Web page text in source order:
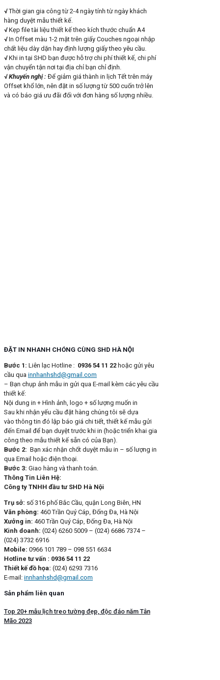
√Thời gian gia công từ 2-4 ngày tính từ ngày khách
hàng duyệt mẫu thiết kế.
√Kẹp file tài liệu thiết kế theo kích thước chuẩn A4
√In Offset màu 1-2 mặt trên giấy Couches ngoại nhập
chất liệu dày dặn hay định lượng giấy theo yêu cầu.
√Khi in tại SHD bạn được hỗ trợ chi phí thiết kế, chi phí
vận chuyển tận nơi tại địa chỉ bạn chỉ định.
√Khuyến nghị : Để giảm giá thành in lịch Tết trên máy
Offset khổ lớn, nên đặt in số lượng từ 500 cuốn trở lên
và có báo giá ưu đãi đối với đơn hàng số lượng nhiều.
ĐẶT IN NHANH CHÓNG CÙNG SHD HÀ NỘI
Bước 1: Liên lạc Hotline : 0936 54 11 22 hoặc gửi yêu
cầu qua innhanhshd@gmail.com
– Bạn chụp ảnh mẫu in gửi qua E-mail kèm các yêu cầu
thiết kế:
Nội dung in + Hình ảnh, logo + số lượng muốn in
Sau khi nhận yếu cầu đặt hàng chúng tôi sẽ dựa
vào thông tin đó lập báo giá chi tiết, thiết kế mẫu gửi
đến Email để bạn duyệt trước khi in (hoặc triển khai gia
công theo mẫu thiết kế sẵn có của Bạn).
Bước 2: Bạn xác nhận chốt duyệt mẫu in – số lượng in
qua Email hoặc điện thoại.
Bước 3: Giao hàng và thanh toán.
Thông Tin Liên Hệ:
Công ty TNHH đầu tư SHD Hà Nội
Trụ sở: số 316 phố Bắc Cầu, quận Long Biên, HN
Văn phòng: 460 Trần Quý Cáp, Đống Đa, Hà Nội
Xưởng in: 460 Trần Quý Cáp, Đống Đa, Hà Nội
Kinh doanh: (024) 6260 5009 – (024) 6686 7374 –
(024) 3732 6916
Mobile: 0966 101 789 – 098 551 6634
Hotline tư vấn : 0936 54 11 22
Thiết kế đồ họa: (024) 6293 7316
E-mail: innhanhshd@gmail.com
Sản phẩm liên quan
Top 20+ mẫu lịch treo tường đẹp, độc đáo năm Tân
Mão 2023